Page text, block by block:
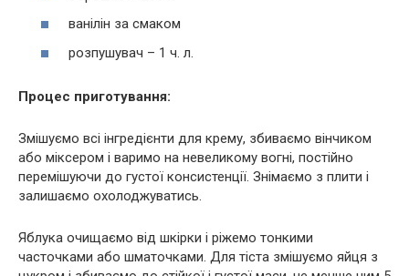
ванілін за смаком
розпушувач – 1 ч. л.
Процес приготування:
Змішуємо всі інгредієнти для крему, збиваємо вінчиком
або міксером і варимо на невеликому вогні, постійно
перемішуючи до густої консистенції. Знімаємо з плити і
залишаємо охолоджуватись.
Яблука очищаємо від шкірки і ріжемо тонкими
часточками або шматочками. Для тіста змішуємо яйця з